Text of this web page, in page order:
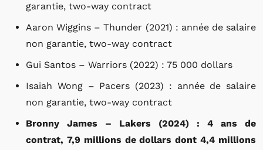
garantie, two-way contract
Aaron Wiggins – Thunder (2021) : année de salaire
non garantie, two-way contract
Gui Santos – Warriors (2022) : 75 000 dollars
Isaiah Wong – Pacers (2023) : année de salaire
non garantie, two-way contract
Bronny James – Lakers (2024) : 4 ans de
contrat, 7,9 millions de dollars dont 4,4 millions